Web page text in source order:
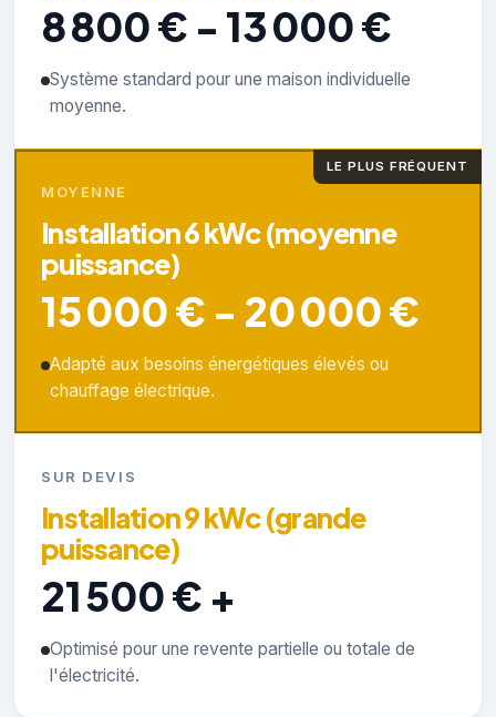
8 800 € - 13 000 €
Système standard pour une maison individuelle
moyenne.
LE PLUS FRÉQUENT
MOYENNE
Installation 6 kWc (moyenne
puissance)
15 000 € - 20 000 €
Adapté aux besoins énergétiques élevés ou
chauffage électrique.
SUR DEVIS
Installation 9 kWc (grande
puissance)
21 500 € +
Optimisé pour une revente partielle ou totale de
l'électricité.